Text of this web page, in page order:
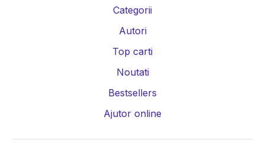
Categorii
Autori
Top carti
Noutati
Bestsellers
Ajutor online